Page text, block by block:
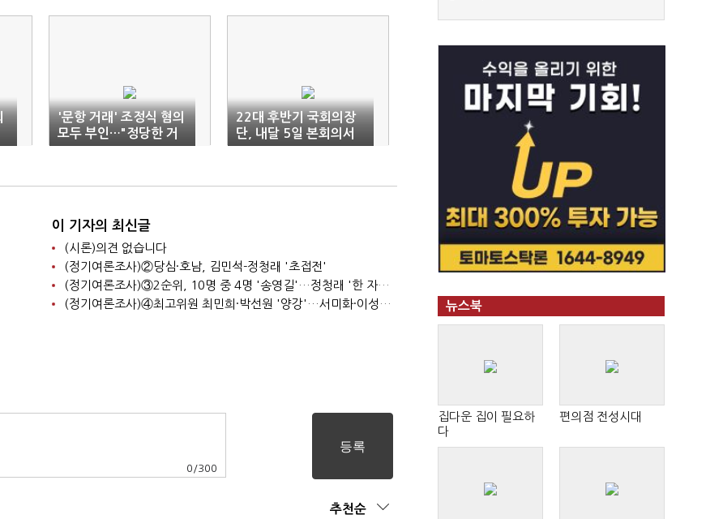
'문항 거래' 조정식 혐의
모두 부인…"정당한 거
래" 주장
22대 후반기 국회의장
단, 내달 5일 본회의서
선출
이 기자의 최신글
(시론)의견 없습니다
(정기여론조사)②당심·호남, 김민석-정청래 '초접전'
(정기여론조사)③2순위, 10명 중 4명 '송영길'…정청래 '한 자릿수'
(정기여론조사)④최고위원 최민희·박선원 '양강'…서미화·이성윤·임미애 뒤이어
0 /300
추천순
뉴스북
집다운 집이 필요하
다
편의점 전성시대